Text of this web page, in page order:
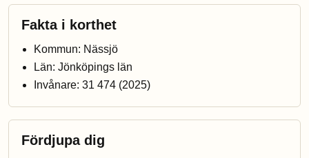
Fakta i korthet
Kommun: Nässjö
Län: Jönköpings län
Invånare: 31 474 (2025)
Fördjupa dig